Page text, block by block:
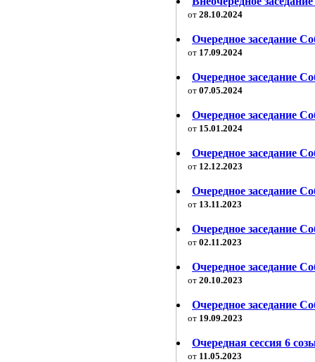
от 28.10.2024
Очередное заседание
от 17.09.2024
Очередное заседание
от 07.05.2024
Очередное заседание
от 15.01.2024
Очередное заседание
от 12.12.2023
Очередное заседание
от 13.11.2023
Очередное заседание
от 02.11.2023
Очередное заседание
от 20.10.2023
Очередное заседание
от 19.09.2023
Очередная сессия 6
от 11.05.2023